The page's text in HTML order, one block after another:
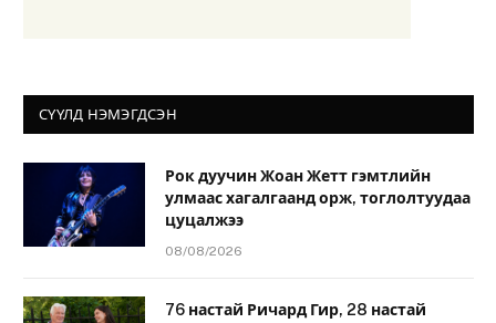
СҮҮЛД НЭМЭГДСЭН
Рок дуучин Жоан Жетт гэмтлийн
улмаас хагалгаанд орж, тоглолтуудаа
цуцалжээ
08/08/2026
76 настай Ричард Гир, 28 настай